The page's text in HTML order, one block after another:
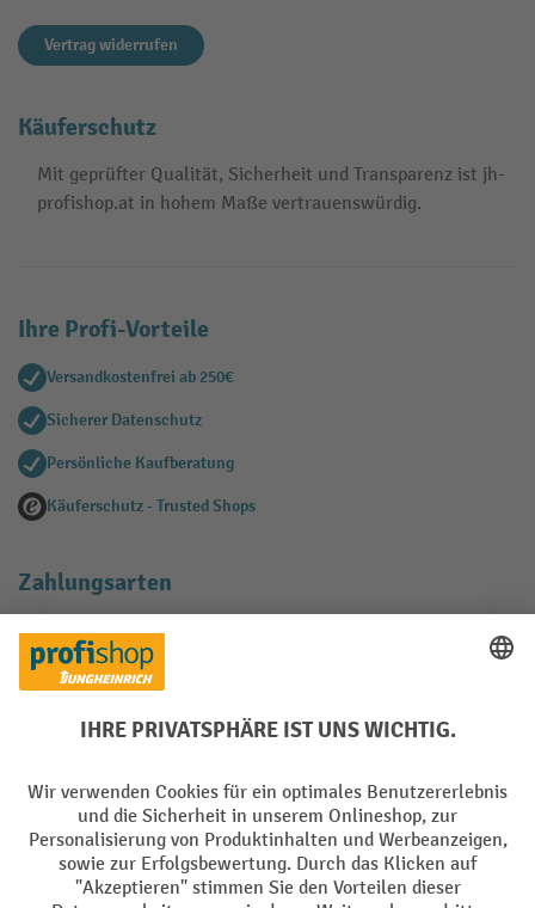
Vertrag widerrufen
Käuferschutz
Mit geprüfter Qualität, Sicherheit und Transparenz ist jh-
profishop.at in hohem Maße vertrauenswürdig.
Ihre Profi-Vorteile
Versandkostenfrei ab 250€
Sicherer Datenschutz
Persönliche Kaufberatung
Käuferschutz - Trusted Shops
Zahlungsarten
Creditcard (Master)
Facebook
YouTube
LinkedIn
Instagram